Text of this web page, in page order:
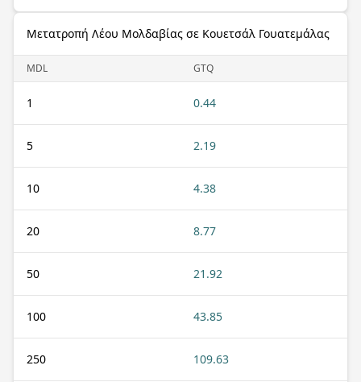
Μετατροπή Λέου Μολδαβίας σε Κουετσάλ Γουατεμάλας
MDL GTQ
1 0.44
5 2.19
10 4.38
20 8.77
50 21.92
100 43.85
250 109.63